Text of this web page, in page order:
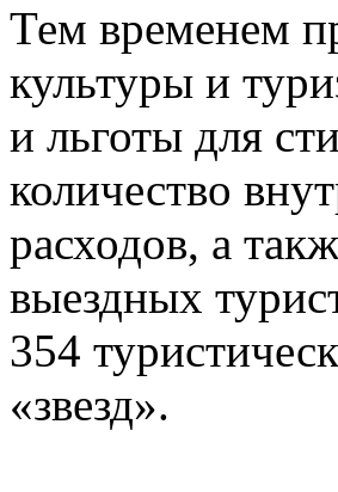
Тем временем
культуры и
и льготы для
количество
расходов, а
выездных
354
«звезд».